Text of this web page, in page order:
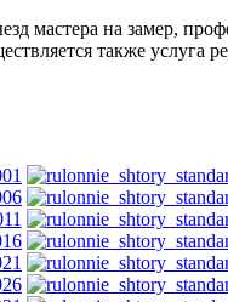
мастера на замер,
также